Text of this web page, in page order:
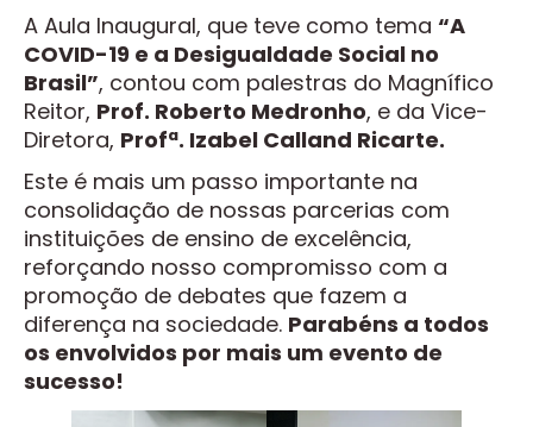
A Aula Inaugural, que teve como tema “A
COVID-19 e a Desigualdade Social no
Brasil”, contou com palestras do Magnífico
Reitor, Prof. Roberto Medronho, e da Vice-
Diretora, Profª. Izabel Calland Ricarte.
Este é mais um passo importante na
consolidação de nossas parcerias com
instituições de ensino de excelência,
reforçando nosso compromisso com a
promoção de debates que fazem a
diferença na sociedade. Parabéns a todos
os envolvidos por mais um evento de
sucesso!